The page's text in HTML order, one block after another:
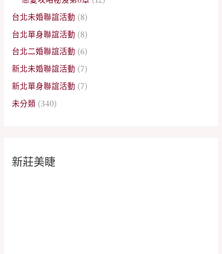
台北未婚聯誼活動 (8)
台北單身聯誼活動 (8)
台北二婚聯誼活動 (6)
新北未婚聯誼活動 (7)
新北單身聯誼活動 (7)
未分類 (340)
新莊美睫